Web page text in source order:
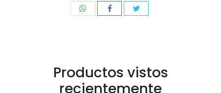
Productos vistos
recientemente